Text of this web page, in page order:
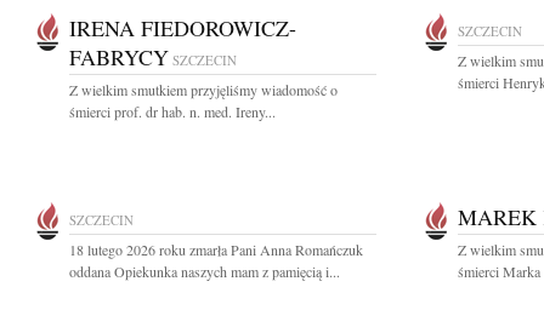
IRENA FIEDOROWICZ-
FABRYCY SZCZECIN
Z wielkim smutkiem przyjęliśmy wiadomość o
śmierci prof. dr hab. n. med. Ireny...
SZCZECIN
Z wielkim
śmierci
SZCZECIN
18 lutego 2026 roku zmarła Pani Anna Romańczuk
oddana Opiekunka naszych mam z pamięcią i...
Z wielkim
śmierci Marka